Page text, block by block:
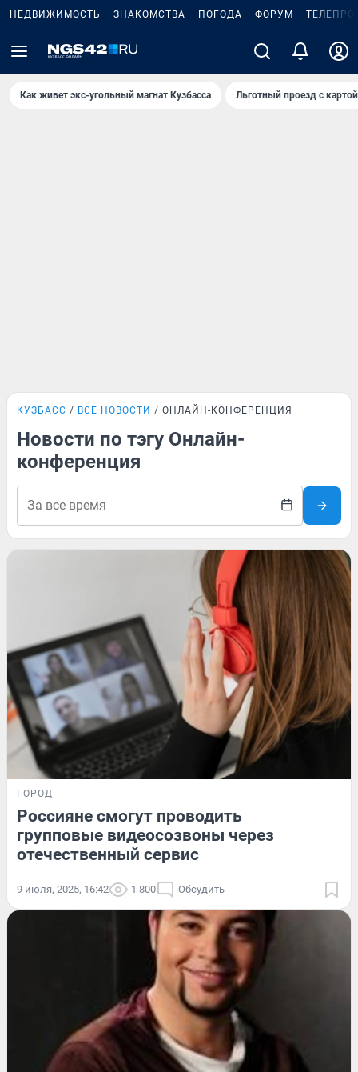
НЕДВИЖИМОСТЬ ЗНАКОМСТВА ПОГОДА ФОРУМ
Как живет экс-угольный магнат Кузбасса Льготный проезд с
КУЗБАСС ВСЕ НОВОСТИ ОНЛАЙН-КОНФЕРЕНЦИЯ
Новости по тэгу Онлайн-
конференция
ГОРОД
Россияне смогут проводить
групповые видеосозвоны через
отечественный сервис
9 июля, 2025, 16:42 1 800 Обсудить